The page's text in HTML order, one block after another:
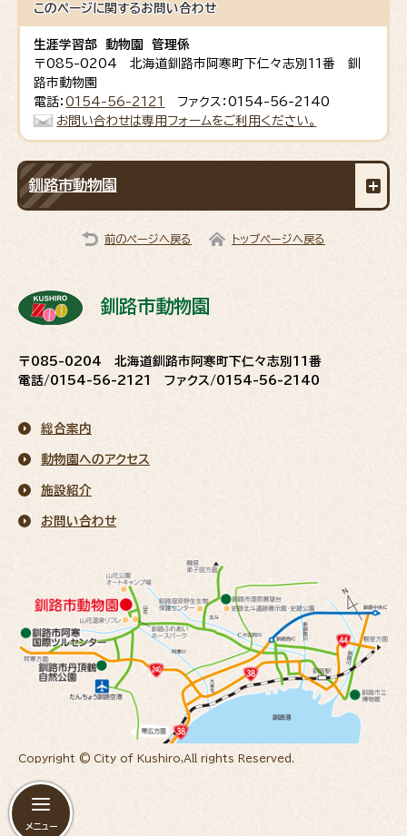
このページに関するお問い合わせ
生涯学習部 動物園 管理係
〒085-0204 北海道釧路市阿寒町下仁々志別11番 釧
路市動物園
電話：0154-56-2121
ファクス：0154-56-2140
お問い合わせは専用フォームをご利用ください。
釧路市動物園
前のページへ戻る トップページへ戻る
メニュー
釧路市動物園
〒085-0204 北海道釧路市阿寒町下仁々志別11番
電話/0154-56-2121 ファクス/0154-56-2140
総合案内
動物園へのアクセス
施設紹介
お問い合わせ
Copyright © City of Kushiro,All rights Reserved.